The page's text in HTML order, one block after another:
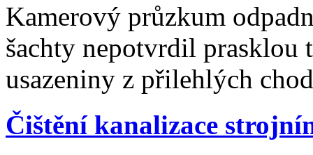
Kamerový průzkum
šachty nepotvrdil
usazeniny z přilehlých
Čištění kanalizace